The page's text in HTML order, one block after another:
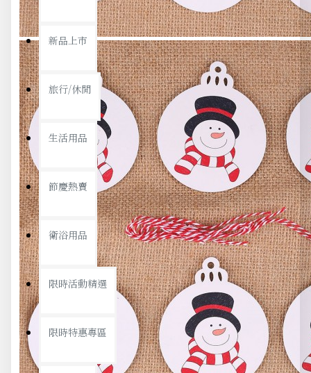
新品上市
旅行/休閒
生活用品
節慶熱賣
衛浴用品
限時活動精選
限時特惠專區